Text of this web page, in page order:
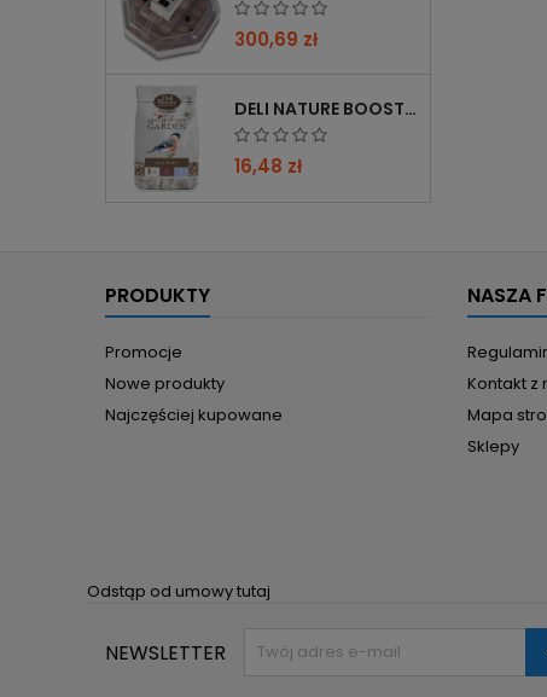
300,69 zł
DELI NATURE BOOSTER MIX 850G - PRZYCIĄGA PTAKI ZIMĄ, BOGATY W WITAMINY
16,48 zł
PRODUKTY
Promocje
Nowe produkty
Najczęściej kupowane
NASZA
Kontakt z
Mapa
Sklepy
Odstąp od umowy tutaj
NEWSLETTER